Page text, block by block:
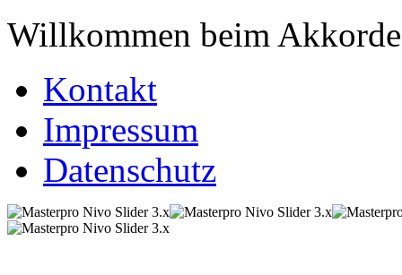
Willkommen beim
Kontakt
Impressum
Datenschutz